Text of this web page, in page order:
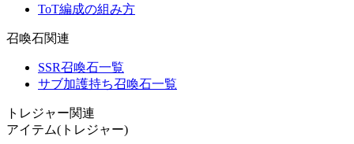
ToT編成の組み方
召喚石関連
SSR召喚石一覧
サブ加護持ち召喚石一覧
トレジャー関連
アイテム(トレジャー)